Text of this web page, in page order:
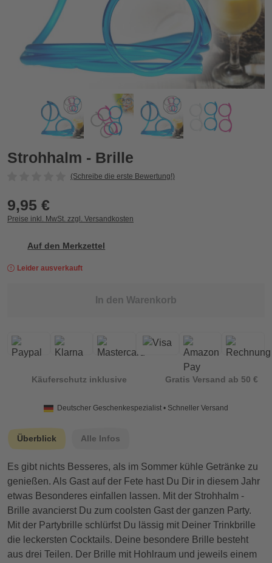
Strohhalm - Brille
Zurück
Strohhalm - Brille
(Schreibe die erste Bewertung!)
9,95 €
Preise inkl. MwSt. zzgl. Versandkosten
Auf den Merkzettel
Leider ausverkauft
In den Warenkorb
Käuferschutz inklusive Gratis Versand ab 50 €
Deutscher Geschenkespezialist • Schneller Versand
Überblick Alle Infos
Es gibt nichts Besseres, als im Sommer kühle Getränke zu
genießen. Als Gast auf der Fete hast Du Dir in diesem Jahr
etwas Besonderes einfallen lassen. Mit der Strohhalm -
Brille avancierst Du zum coolsten Gast der ganzen Party.
Mit der Partybrille schlürfst Du lässig mit Deiner Trinkbrille
die leckersten Cocktails. Deine besondere Brille besteht
aus drei Teilen. Der Brille mit Hohlraum und jeweils einem